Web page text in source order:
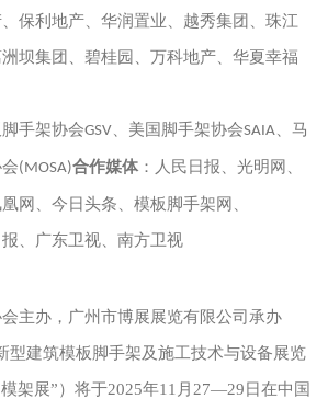
保利地产、华润置业、越秀集团、珠江
坝集团、碧桂园、万科地产、华夏幸福
手架协会GSV、美国脚手架协会SAIA 、马
(MOSA)合作媒体：人民日报、光明网、
网、今日头条、模板脚手架网、
、广东卫视、南方卫视
主办，广州市博展展览有限公司承办
型建筑模板脚手架及施工技术与设备展览
架展”）将于2025年11月27—29日在中国